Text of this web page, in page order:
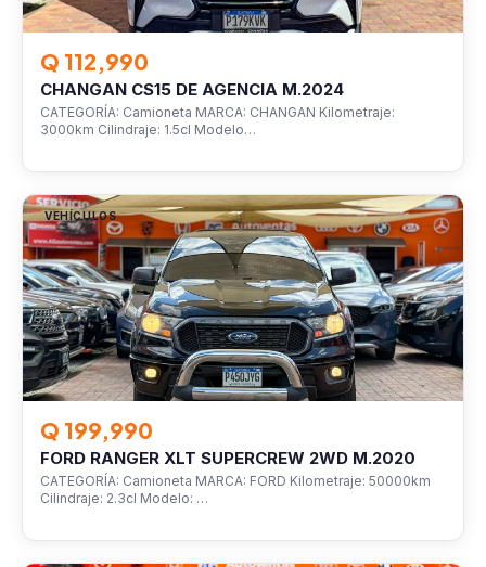
Q 112,990
CHANGAN CS15 DE AGENCIA M.2024
CATEGORÍA: Camioneta MARCA: CHANGAN Kilometraje:
3000km Cilindraje: 1.5cl Modelo…
VEHÍCULOS
Q 199,990
FORD RANGER XLT SUPERCREW 2WD M.2020
CATEGORÍA: Camioneta MARCA: FORD Kilometraje: 50000km
Cilindraje: 2.3cl Modelo: …